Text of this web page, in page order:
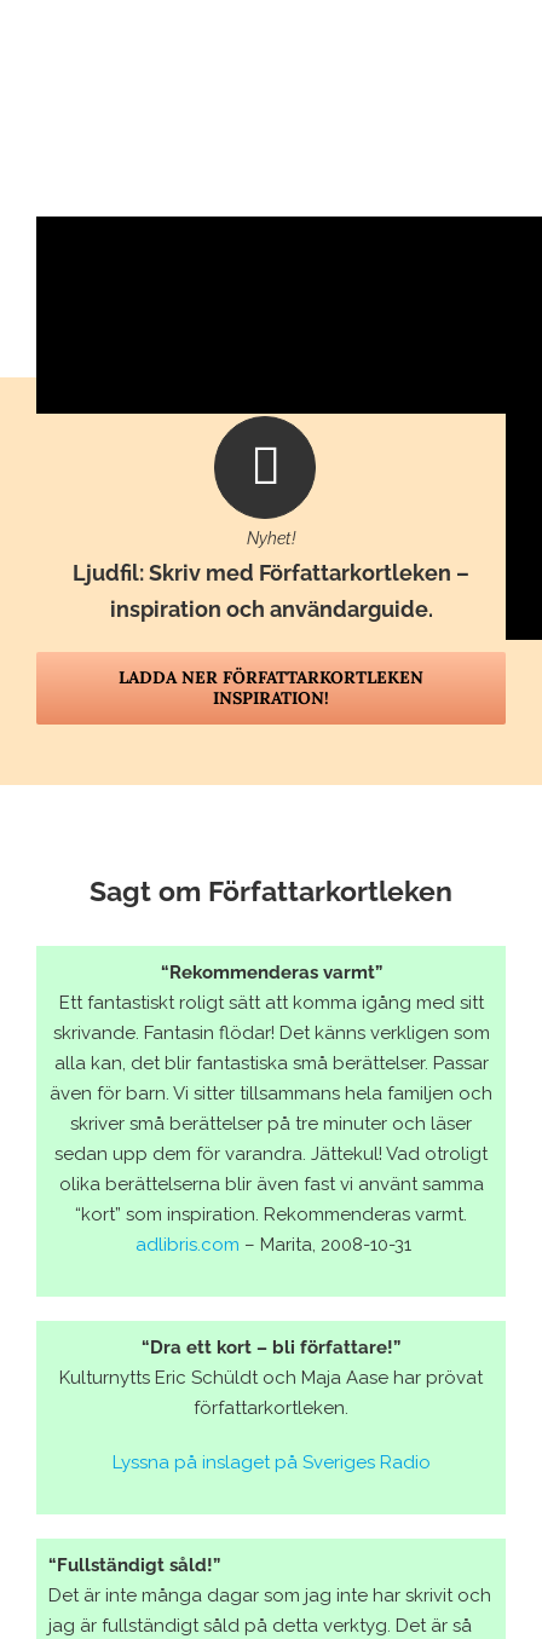
Nyhet!
Ljudfil:Skriv med Författarkortleken –
inspiration och användarguide.
LADDA NER FÖRFATTARKORTLEKEN
INSPIRATION!
Sagt om Författarkortleken
“Rekommenderas varmt”
Ett fantastiskt roligt sätt att komma igång med sitt
skrivande. Fantasin flödar! Det känns verkligen som
alla kan, det blir fantastiska små berättelser. Passar
även för barn. Vi sitter tillsammans hela familjen och
skriver små berättelser på tre minuter och läser
sedan upp dem för varandra. Jättekul! Vad otroligt
olika berättelserna blir även fast vi använt samma
“kort” som inspiration. Rekommenderas varmt.
adlibris.com – Marita, 2008-10-31
“Dra ett kort – bli författare!”
Kulturnytts Eric Schüldt och Maja Aase har prövat
författarkortleken.
Lyssna på inslaget på Sveriges Radio
“Fullständigt såld!”
Det är inte många dagar som jag inte har skrivit och
jag är fullständigt såld på detta verktyg. Det är så